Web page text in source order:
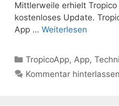
Mittlerweile erhielt Tropico
kostenloses Update.
App … Weiterlesen
Kategorien
TropicoApp,App,
Kommentar hinterlassen